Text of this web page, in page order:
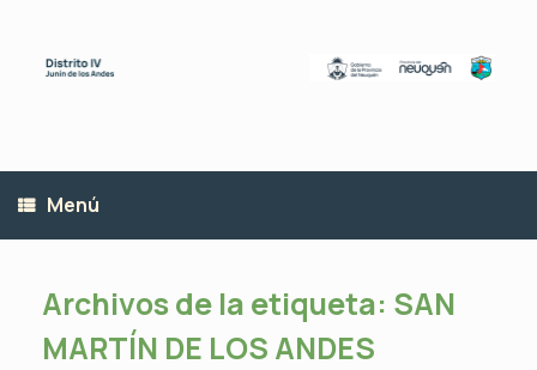
contenido
Menú
Archivos de la etiqueta: SAN
MARTÍN DE LOS ANDES